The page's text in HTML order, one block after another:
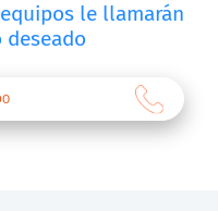
le llamarán